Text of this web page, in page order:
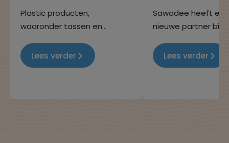
Plastic producten,
waaronder tassen en
wereldwijd grote
milieuproblemen. De regering
Lees verder
Sawadee heeft er
nieuwe partner bij,
die via haar
platform kleine
Lees verder